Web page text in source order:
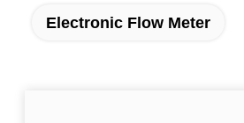
Electronic Flow Meter